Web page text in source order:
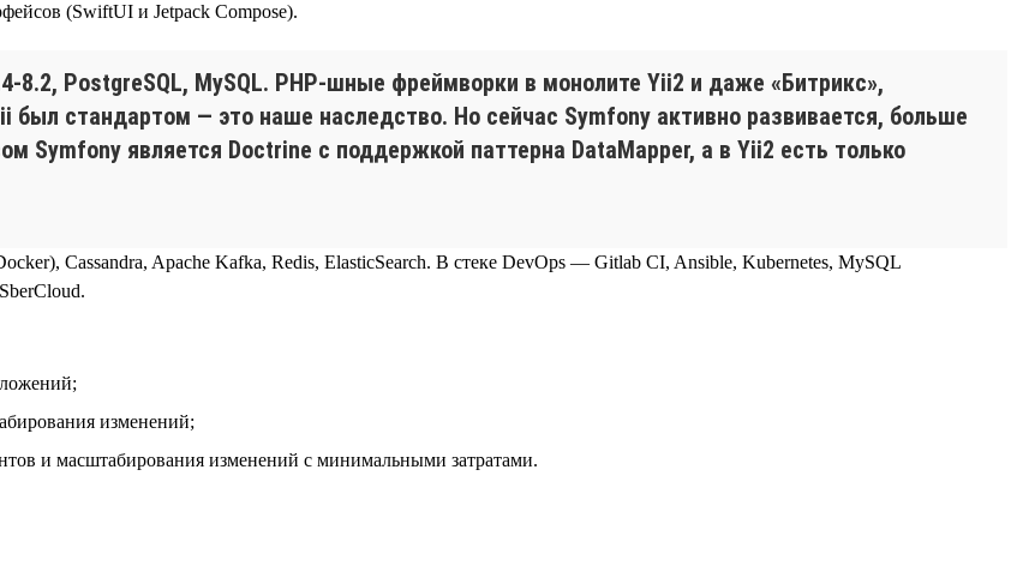
(SwiftUI и Jetpack Compose).
PostgreSQL, MySQL. PHP-шные фреймворки в монолите Yii2 и даже «Битрикс»,
был стандартом — это наше наследство. Но сейчас Symfony активно развивается, больше
Symfony является Doctrine с поддержкой паттерна DataMapper, а в Yii2 есть только
Cassandra, Apache Kafka, Redis, ElasticSearch. В стеке DevOps — Gitlab CI, Ansible, Kubernetes, MySQL
изменений;
и масштабирования изменений с минимальными затратами.